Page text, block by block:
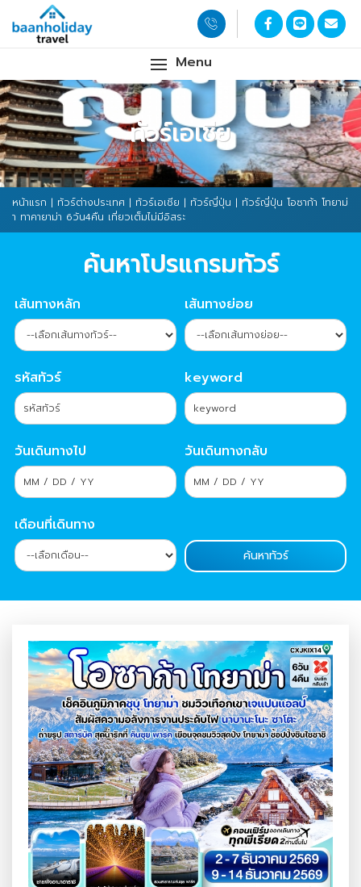
Menu
ทัวร์เอเชีย
หน้าแรก | ทัวร์ต่างประเทศ | ทัวร์เอเชีย | ทัวร์ญี่ปุ่น | ทัวร์ญี่ปุ่น โอซาก้า โทยาม่
า ทาคายาม่า 6วัน4คืน เที่ยวเต็มไม่มีอิสระ
ค้นหาโปรแกรมทัวร์
เส้นทางหลัก เส้นทางย่อย
รหัสทัวร์ keyword
วันเดินทางไป วันเดินทางกลับ
เดือนที่เดินทาง